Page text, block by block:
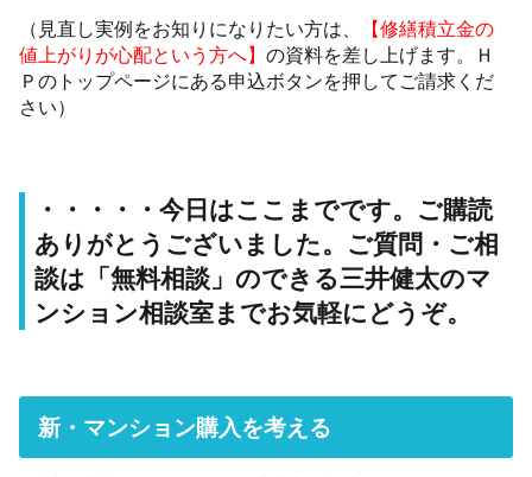
（見直し実例をお知りになりたい方は、
【修繕積立金の
値上がりが心配という方へ】の資料を差し上げます。Ｈ
Ｐのトップページにある申込ボタンを押してご請求くだ
さい）
・・・・・今日はここまでです。ご購読
ありがとうございました。ご質問・ご相
談は「無料相談」のできる三井健太のマ
ンション相談室までお気軽にどうぞ。
新・マンション購入を考える